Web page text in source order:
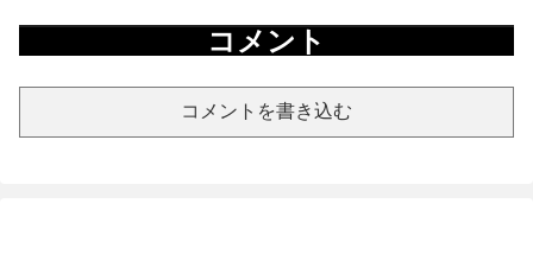
コメント
コメントを書き込む